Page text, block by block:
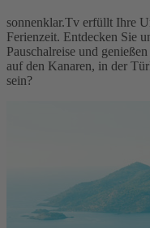
sonnenklar.Tv erfüllt Ihre
Ferienzeit. Entdecken Sie
Pauschalreise und
auf den Kanaren, in der
sein?